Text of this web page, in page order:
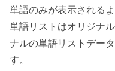
単語のみが表示される
単語リストはオリジナ
ナルの単語リストデー
す。